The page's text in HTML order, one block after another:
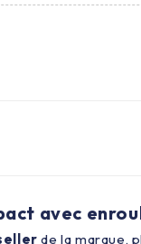
avec
de la marque,